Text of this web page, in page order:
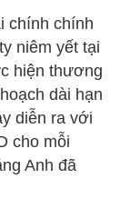
chính chính
niêm yết tại
hiện thương
dài hạn
diễn ra với
cho mỗi
Anh đã